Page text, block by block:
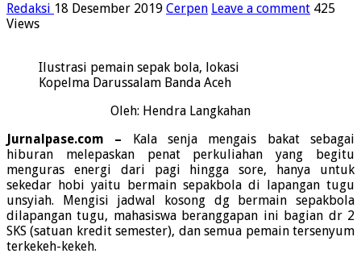
Redaksi 18 Desember 2019 Cerpen Leave a comment 425
Views
Ilustrasi pemain sepak bola, lokasi
Kopelma Darussalam Banda Aceh
Oleh: Hendra Langkahan
Jurnalpase.com – Kala senja mengais bakat sebagai
hiburan melepaskan penat perkuliahan yang begitu
menguras energi dari pagi hingga sore, hanya untuk
sekedar hobi yaitu bermain sepakbola di lapangan tugu
unsyiah. Mengisi jadwal kosong dg bermain sepakbola
dilapangan tugu, mahasiswa beranggapan ini bagian dr 2
SKS (satuan kredit semester), dan semua pemain tersenyum
terkekeh-kekeh.